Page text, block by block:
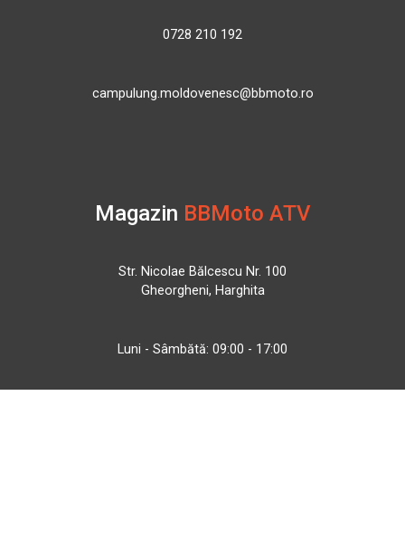
0728 210 192
campulung.moldovenesc@bbmoto.ro
Magazin BBMoto ATV
Str. Nicolae Bălcescu Nr. 100
Gheorgheni, Harghita
Luni - Sâmbătă: 09:00 - 17:00